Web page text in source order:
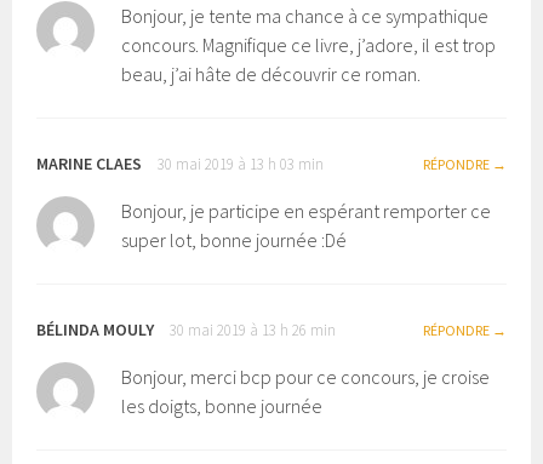
Bonjour, je tente ma chance à ce sympathique
concours. Magnifique ce livre, j’adore, il est trop
beau, j’ai hâte de découvrir ce roman.
MARINE CLAES 30 mai 2019 à 13 h 03 min RÉPONDRE
Bonjour, je participe en espérant remporter ce
super lot, bonne journée :Dé
BÉLINDA MOULY 30 mai 2019 à 13 h 26 min RÉPONDRE
Bonjour, merci bcp pour ce concours, je croise
les doigts, bonne journée